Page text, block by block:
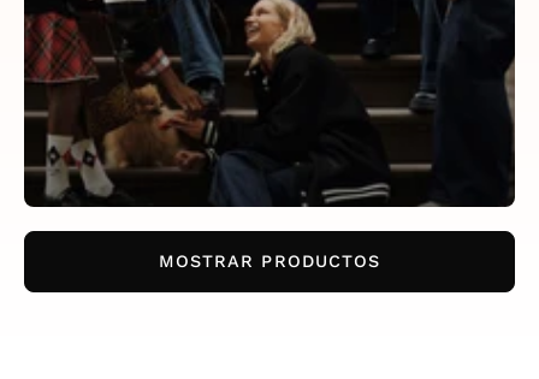
MOSTRAR PRODUCTOS